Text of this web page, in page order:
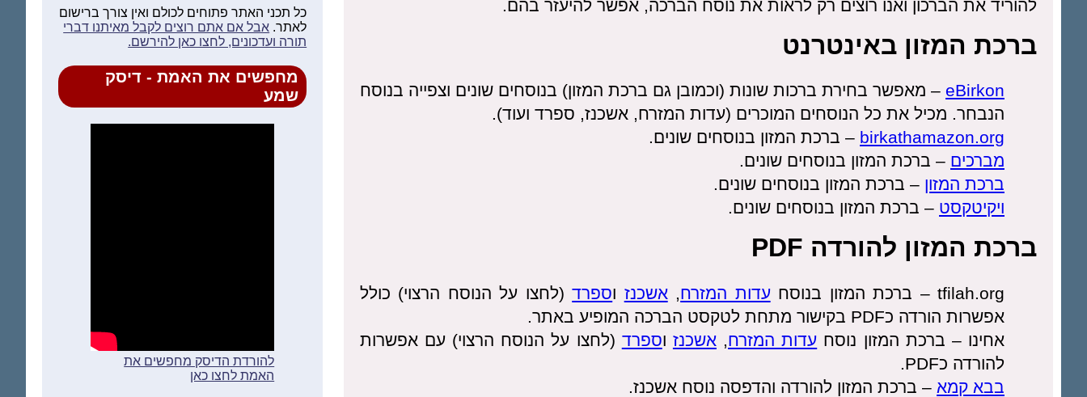
להוריד את הברכון ואנו רוצים רק לראות את נוסח הברכה, אפשר להיעזר בהם.
ברכת המזון באינטרנט
eBirkon – מאפשר בחירת ברכות שונות (וכמובן גם ברכת המזון) בנוסחים שונים וצפייה בנוסח
הנבחר. מכיל את כל הנוסחים המוכרים (עדות המזרח, אשכנז, ספרד ועוד).
birkathamazon.org – ברכת המזון בנוסחים שונים.
מברכים – ברכת המזון בנוסחים שונים.
ברכת המזון – ברכת המזון בנוסחים שונים.
ויקיטקסט – ברכת המזון בנוסחים שונים.
ברכת המזון להורדה PDF
tfilah.org – ברכת המזון בנוסח עדות המזרח,אשכנז וספרד(לחצו על הנוסח הרצוי) כולל
אפשרות הורדה כPDF בקישור מתחת לטקסט הברכה המופיע באתר.
אחינו – ברכת המזון נוסח עדות המזרח,אשכנז וספרד (לחצו על הנוסח הרצוי) עם אפשרות
להורדה כPDF.
בבא קמא – ברכת המזון להורדה והדפסה נוסח אשכנז.
כל תכני האתר פתוחים לכולם ואין צורך ברישום
לאתר. אבל אם אתם רוצים לקבל מאיתנו דברי
תורה ועדכונים, לחצו כאן להירשם.
מחפשים את האמת - דיסק
שמע
להורדת הדיסק מחפשים את
האמת לחצו כאן